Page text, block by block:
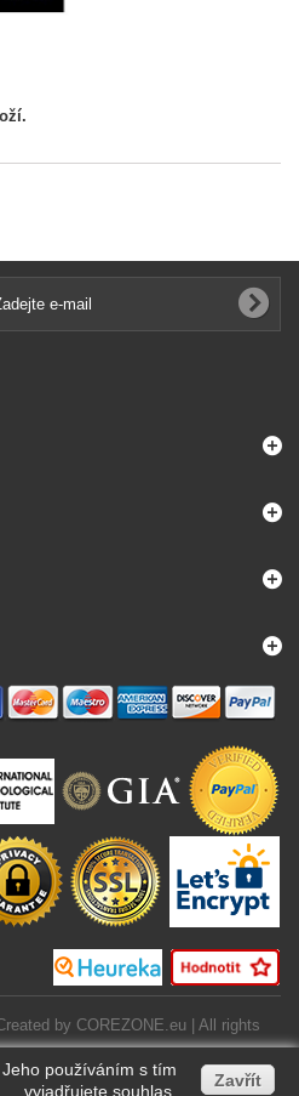
by COREZONE.eu | All rights
používáním s tím
vyjadřujete souhlas.
Zavřít